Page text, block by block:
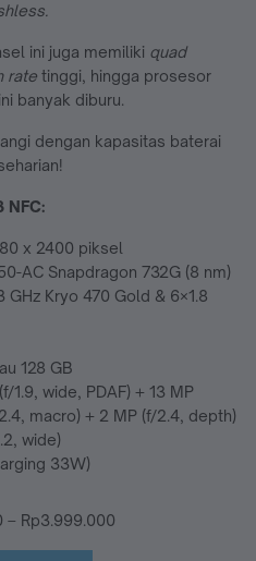
ini juga memiliki quad
rate tinggi, hingga prosesor
banyak diburu.
dengan kapasitas baterai
NFC:
x 2400 piksel
AC Snapdragon 732G (8 nm)
GHz Kryo 470 Gold & 6×1.8
128 GB
1.9, wide, PDAF) + 13 MP
macro) + 2 MP (f/2.4, depth)
wide)
33W)
– Rp3.999.000